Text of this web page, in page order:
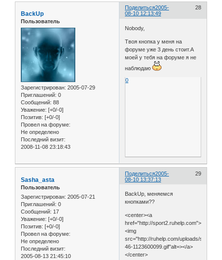
Поделиться 28
2005-
08-10 12:13:49
BackUp
Пользователь
Зарегистрирован: 2005-07-29
Приглашений: 0
Сообщений: 88
Уважение: [+0/-0]
Позитив: [+0/-0]
Провел на форуме:
Не определено
Последний визит:
2008-11-08 23:18:43
Nobody,
Твоя кнопка у меня на
форуме уже 3 день стоит.А
моей у тебя на форуме я не
наблюдаю
0
Поделиться 29
2005-
08-10 13:37:13
Sasha_asta
Пользователь
Зарегистрирован: 2005-07-21
Приглашений: 0
Сообщений: 17
Уважение: [+0/-0]
Позитив: [+0/-0]
Провел на форуме:
Не определено
Последний визит:
2005-08-13 21:45:10
BackUp, меняемся
кнопками??
<center><a
href="http://sport2.ruhelp.com">
<img
src="http://ruhelp.com/uploads/sport2/
46-1123600099.gif"alt=></a>
</center>